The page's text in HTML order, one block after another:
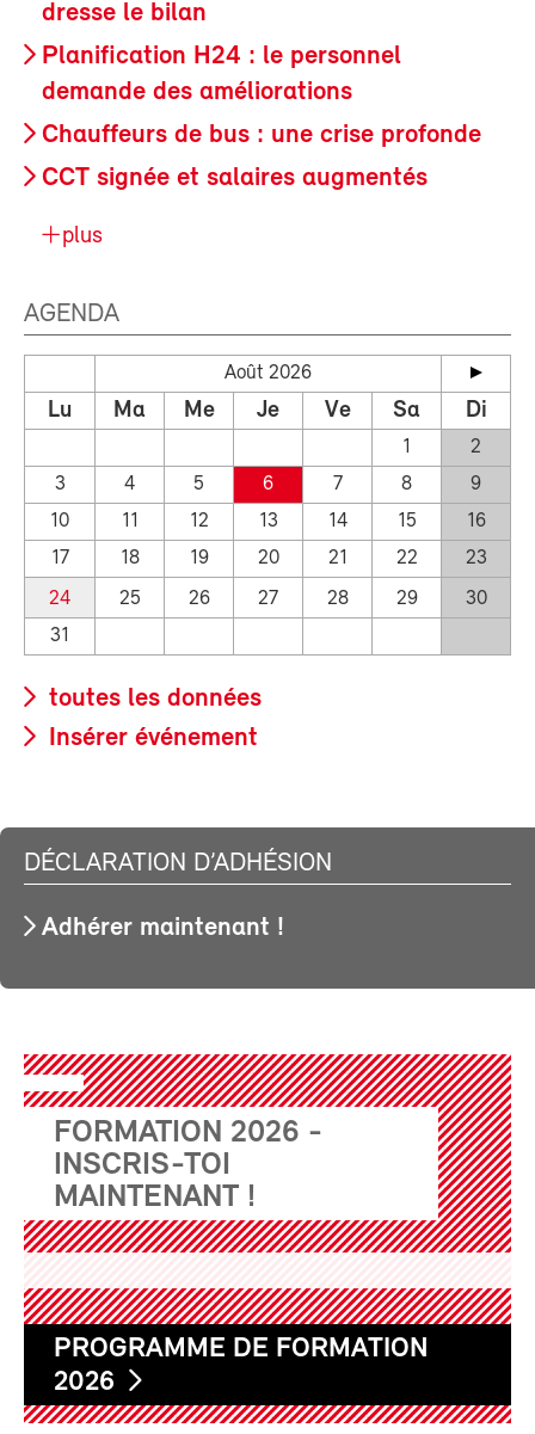
dresse le bilan
Planification H24 : le personnel
demande des améliorations
Chauffeurs de bus : une crise profonde
CCT signée et salaires augmentés
plus
AGENDA
Août 2026
Lu Ma Me Je Ve Sa Di
1
2
3
4 5 6 7 8
9
10
11 12 13 14 15
16
17
18 19 20 21 22
23
24
25 26 27 28 29
30
31
toutes les données
Insérer événement
DÉCLARATION D’ADHÉSION
Adhérer maintenant !
FORMATION 2026 -
INSCRIS-TOI
MAINTENANT !
PROGRAMME DE FORMATION
2026